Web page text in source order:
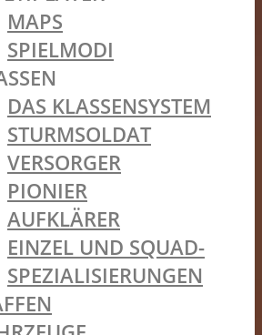
MAPS
SPIELMODI
DAS KLASSENSYSTEM
STURMSOLDAT
VERSORGER
PIONIER
AUFKLÄRER
EINZEL UND SQUAD-
SPEZIALISIERUNGEN